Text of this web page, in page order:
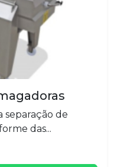
separação de
das...